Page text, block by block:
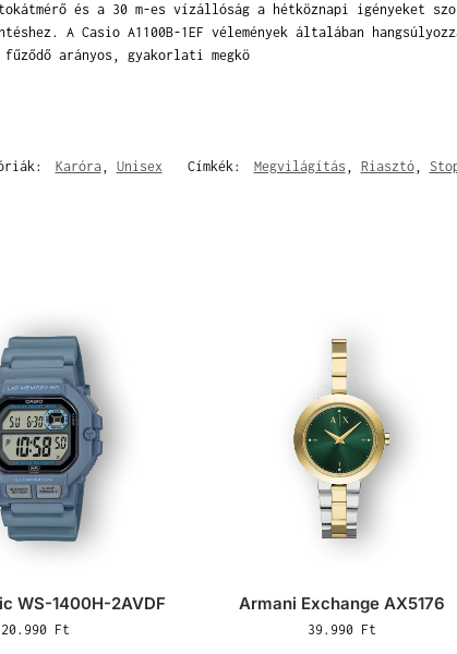
és a 30 m-es vízállóság a hétköznapi igényeket
A Casio A1100B-1EF vélemények általában
arányos, gyakorlati megkö
Karóra, Unisex Címkék: Megvilágítás , Riasztó,
WS-1400H-2AVDF
20.990 Ft
Armani Exchange AX5176
39.990 Ft